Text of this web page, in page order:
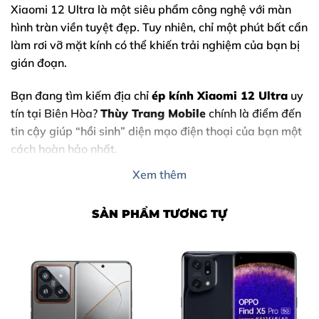
Xiaomi 12 Ultra là một siêu phẩm công nghệ với màn
hình tràn viền tuyệt đẹp. Tuy nhiên, chỉ một phút bất cẩn
làm rơi vỡ mặt kính có thể khiến trải nghiệm của bạn bị
gián đoạn.
Bạn đang tìm kiếm địa chỉ ép kính Xiaomi 12 Ultra uy
tín tại Biên Hòa? Thùy Trang Mobile chính là điểm đến
tin cậy giúp “hồi sinh” diện mạo điện thoại của bạn một
cách hoàn hảo nhất.
Xem thêm
SẢN PHẨM TƯƠNG TỰ